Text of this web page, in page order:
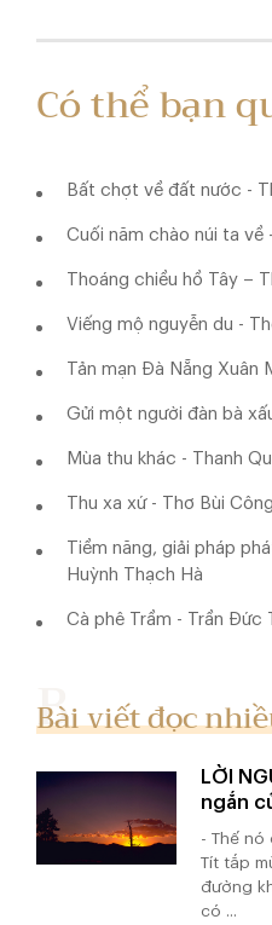
Có thể bạn
Bất chợt về đất nước -
Cuối năm chào núi ta về
Thoáng chiều hồ Tây –
Viếng mộ nguyễn du -
Tản mạn Đà Nẵng Xuân
Gửi một người đàn bà
Mùa thu khác - Thanh
Thu xa xứ - Thơ Bùi
Tiềm năng, giải pháp
Huỳnh Thạch Hà
Cà phê Trầm - Trần Đức
Bài viết đọc
LỜI
ngắn
- Thế nó
Tít tắp
đường
có ...